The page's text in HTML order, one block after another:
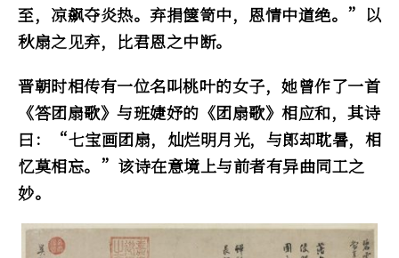
至，凉飙夺炎热。弃捐箧笥中，恩情中道绝。”以
秋扇之见弃，比君恩之中断。
晋朝时相传有一位名叫桃叶的女子，她曾作了一首
《答团扇歌》与班婕妤的《团扇歌》相应和，其诗
曰：“七宝画团扇，灿烂明月光，与郎却耽暑，相
忆莫相忘。”该诗在意境上与前者有异曲同工之
妙。